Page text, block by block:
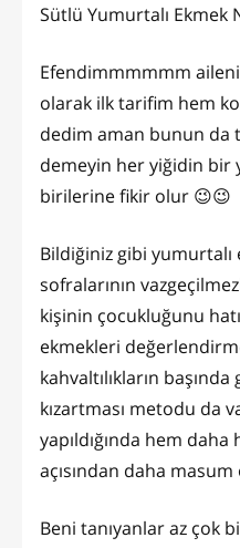
Sütlü Yumurtalı Ekmek
Efendimmmmmm
olarak ilk tarifim hem
dedim aman bunun da
demeyin her yiğidin bir
birilerine fikir olur 😉😉
Bildiğiniz gibi yumurtalı
sofralarının
kişinin çocukluğunu
ekmekleri
kahvaltılıkların
kızartması metodu da
yapıldığında hem
açısından daha
Beni tanıyanlar az çok